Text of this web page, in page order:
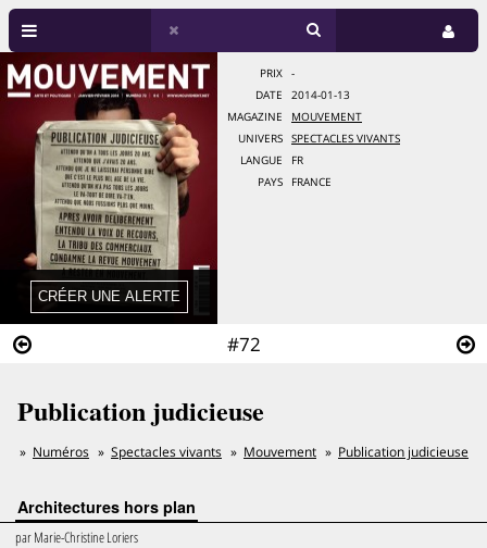
#72
PRIX
-
DATE
2014-01-13
MAGAZINE
MOUVEMENT
UNIVERS
SPECTACLES VIVANTS
LANGUE
FR
PAYS
FRANCE
Publication judicieuse
Numéros Spectacles vivants Mouvement Publication judicieuse
Architectures hors plan
parMarie-Christine Loriers